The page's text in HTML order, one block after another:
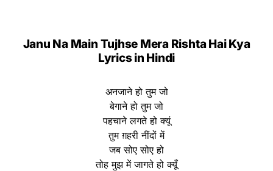
Janu Na Main Tujhse Mera Rishta Hai Kya
Lyrics in Hindi
अनजाने हो तुम जो
बेगाने हो तुम जो
पहचाने लगते हो क्यूं
तुम ग़हरी नींदों में
जब सोए सोए हो
तोह मुझ में जागते हो क्यूँ